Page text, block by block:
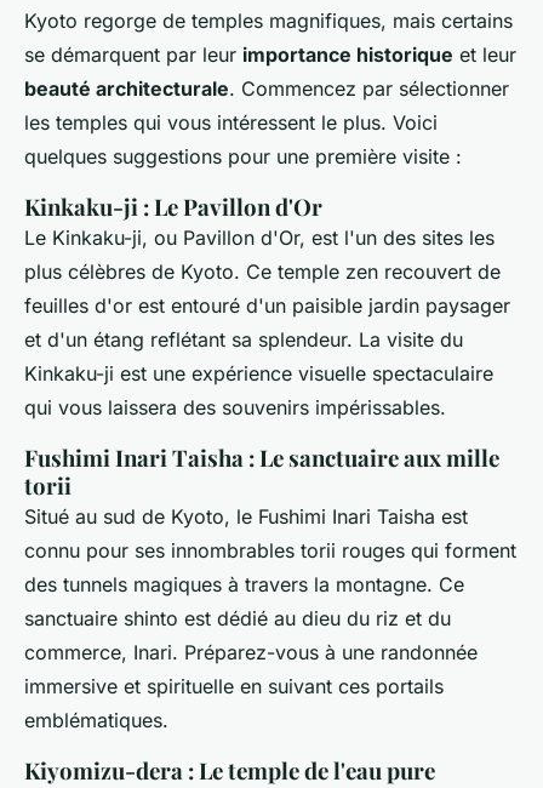
Kyoto regorge de temples magnifiques, mais certains
se démarquent par leur importance historique et leur
beauté architecturale. Commencez par sélectionner
les temples qui vous intéressent le plus. Voici
quelques suggestions pour une première visite :
Kinkaku-ji : Le Pavillon d'Or
Le Kinkaku-ji, ou Pavillon d'Or, est l'un des sites les
plus célèbres de Kyoto. Ce temple zen recouvert de
feuilles d'or est entouré d'un paisible jardin paysager
et d'un étang reflétant sa splendeur. La visite du
Kinkaku-ji est une expérience visuelle spectaculaire
qui vous laissera des souvenirs impérissables.
Fushimi Inari Taisha : Le sanctuaire aux mille
torii
Situé au sud de Kyoto, le Fushimi Inari Taisha est
connu pour ses innombrables torii rouges qui forment
des tunnels magiques à travers la montagne. Ce
sanctuaire shinto est dédié au dieu du riz et du
commerce, Inari. Préparez-vous à une randonnée
immersive et spirituelle en suivant ces portails
emblématiques.
Kiyomizu-dera : Le temple de l'eau pure